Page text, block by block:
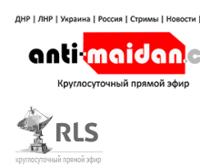
содержимому
Антимайдан:
на Украине
гражданской войне на Украине,
ЛНР и других регионах.